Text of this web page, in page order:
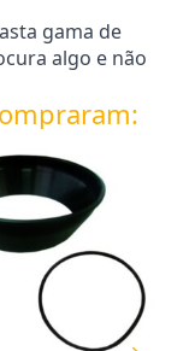
gama de
algo e não